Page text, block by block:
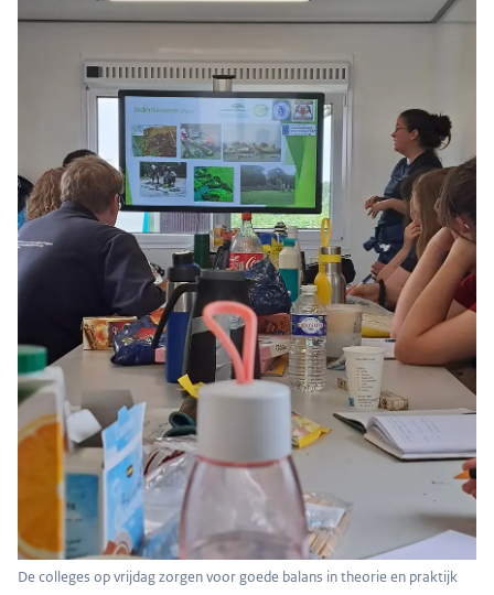
De colleges op vrijdag zorgen voor goede balans in theorie en praktijk